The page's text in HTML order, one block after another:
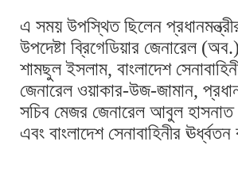
এ সময় উপস্থিত ছিলেন
উপদেষ্টা ব্রিগেডিয়ার জেনারেল
শামছুল ইসলাম, বাংলাদেশ
জেনারেল ওয়াকার-উজ-জামান,
সচিব মেজর জেনারেল আবুল হাসনাত
এবং বাংলাদেশ সেনাবাহিনীর ঊর্ধ্বতন